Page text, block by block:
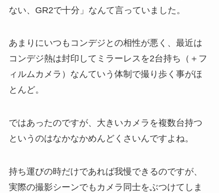
ない、GR2で十分」なんて言っていました。
あまりにいつもコンデジとの相性が悪く、最近は
コンデジ熱は封印してミラーレスを2台持ち（＋フ
ィルムカメラ）なんていう体制で撮り歩く事がほ
とんど。
ではあったのですが、大きいカメラを複数台持つ
というのはなかなかめんどくさいんですよね。
持ち運びの時だけであれば我慢できるのですが、
実際の撮影シーンでもカメラ同士をぶつけてしま